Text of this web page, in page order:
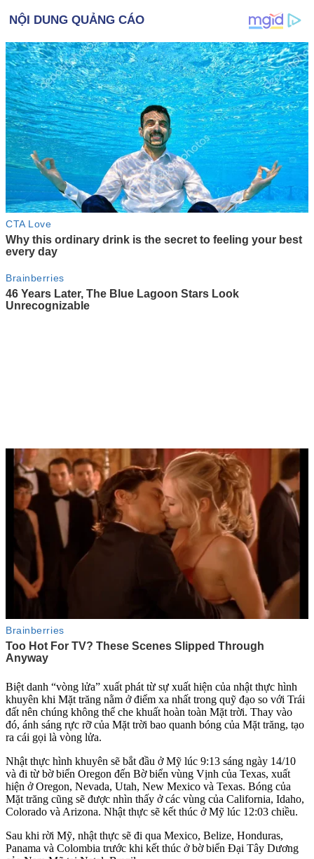
Biệt danh “vòng lửa” xuất phát từ sự xuất hiện của nhật thực hình
khuyên khi Mặt trăng nằm ở điểm xa nhất trong quỹ đạo so với Trái
đất nên chúng không thể che khuất hoàn toàn Mặt trời. Thay vào
đó, ánh sáng rực rỡ của Mặt trời bao quanh bóng của Mặt trăng, tạo
ra cái gọi là vòng lửa.
Nhật thực hình khuyên sẽ bắt đầu ở Mỹ lúc 9:13 sáng ngày 14/10
và đi từ bờ biển Oregon đến Bờ biển vùng Vịnh của Texas, xuất
hiện ở Oregon, Nevada, Utah, New Mexico và Texas. Bóng của
Mặt trăng cũng sẽ được nhìn thấy ở các vùng của California, Idaho,
Colorado và Arizona. Nhật thực sẽ kết thúc ở Mỹ lúc 12:03 chiều.
Sau khi rời Mỹ, nhật thực sẽ đi qua Mexico, Belize, Honduras,
Panama và Colombia trước khi kết thúc ở bờ biển Đại Tây Dương